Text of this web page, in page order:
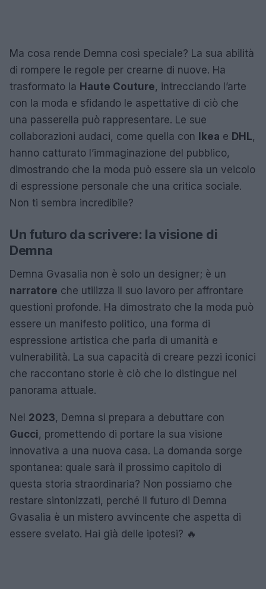
Ma cosa rende Demna così speciale? La sua abilità
di rompere le regole per crearne di nuove. Ha
trasformato la Haute Couture, intrecciando l’arte
con la moda e sfidando le aspettative di ciò che
una passerella può rappresentare. Le sue
collaborazioni audaci, come quella con Ikea e DHL,
hanno catturato l’immaginazione del pubblico,
dimostrando che la moda può essere sia un veicolo
di espressione personale che una critica sociale.
Non ti sembra incredibile?
Un futuro da scrivere: la visione di
Demna
Demna Gvasalia non è solo un designer; è un
narratore che utilizza il suo lavoro per affrontare
questioni profonde. Ha dimostrato che la moda può
essere un manifesto politico, una forma di
espressione artistica che parla di umanità e
vulnerabilità. La sua capacità di creare pezzi iconici
che raccontano storie è ciò che lo distingue nel
panorama attuale.
Nel 2023, Demna si prepara a debuttare con
Gucci, promettendo di portare la sua visione
innovativa a una nuova casa. La domanda sorge
spontanea: quale sarà il prossimo capitolo di
questa storia straordinaria? Non possiamo che
restare sintonizzati, perché il futuro di Demna
Gvasalia è un mistero avvincente che aspetta di
essere svelato. Hai già delle ipotesi? 🔥